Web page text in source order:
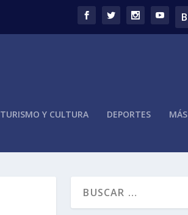
TURISMO Y CULTURA DEPORTES MÁS